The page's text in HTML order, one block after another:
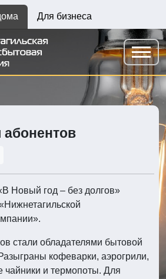
Для бизнеса
Новый год – без долгов»
стали обладателями бытовой
кофеварки, аэрогрили,
чайники и термопоты. Для